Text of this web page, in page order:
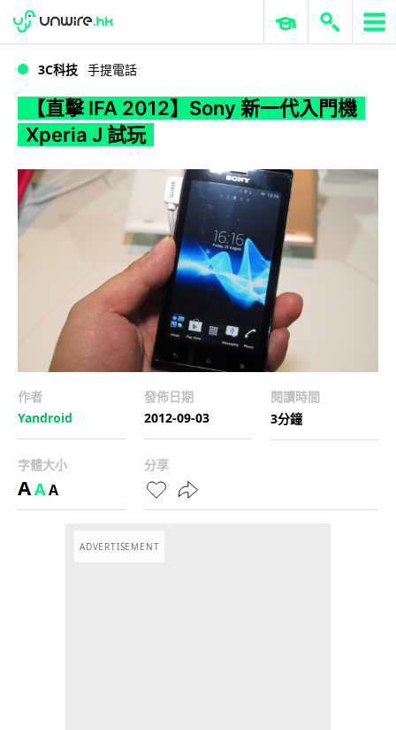
WWDC 2026 ERP 與商業 AI
3C科技 手提電話
【直擊 IFA 2012】Sony 新一代入門機
Xperia J 試玩
作者
Yandroid
發佈日期
2012-09-03
閱讀時間
3分鐘
字體大小
AAA
分享
ADVERTISEMENT